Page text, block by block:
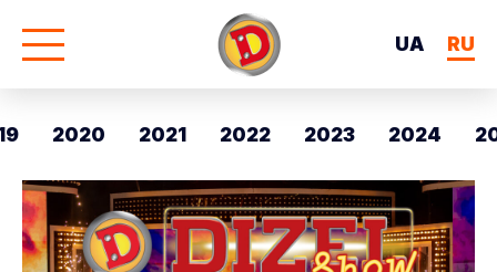
UA
RU
2020 2021 2022 2023 2024